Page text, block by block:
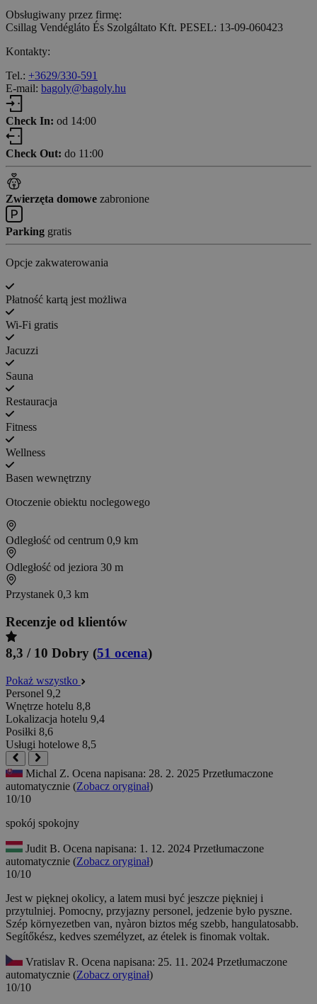
Obsługiwany przez firmę:
Csillag Vendégláto És Szolgáltato Kft. PESEL: 13-09-060423
Kontakty:
Tel.: +3629/330-591
E-mail: bagoly@bagoly.hu
Check In: od 14:00
Check Out: do 11:00
Zwierzęta domowe zabronione
Parking gratis
Opcje zakwaterowania
Płatność kartą jest możliwa
Wi-Fi gratis
Jacuzzi
Sauna
Restauracja
Fitness
Wellness
Basen wewnętrzny
Otoczenie obiektu noclegowego
Odległość od centrum 0,9 km
Odległość od jeziora 30 m
Przystanek 0,3 km
Recenzje od klientów
8,3 / 10 Dobry (51 ocena)
Pokaż wszystko
Personel 9,2
Wnętrze hotelu 8,8
Lokalizacja hotelu 9,4
Posiłki 8,6
Usługi hotelowe 8,5
Michal Z. Ocena napisana: 28. 2. 2025 Przetłumaczone
automatycznie (Zobacz oryginał)
10/10
spokój spokojny
Judit B. Ocena napisana: 1. 12. 2024 Przetłumaczone
automatycznie (Zobacz oryginał)
10/10
Jest w pięknej okolicy, a latem musi być jeszcze piękniej i
przytulniej. Pomocny, przyjazny personel, jedzenie było pyszne.
Szép környezetben van, nyàron biztos még szebb, hangulatosabb.
Segítőkész, kedves személyzet, az ételek is finomak voltak.
Vratislav R. Ocena napisana: 25. 11. 2024 Przetłumaczone
automatycznie (Zobacz oryginał)
10/10